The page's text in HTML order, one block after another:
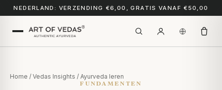
NEDERLAND: VERZENDING €6,00, GRATIS VANAF €50,00
Home / Vedas Insights / Ayurveda leren
FUNDAMENTEN